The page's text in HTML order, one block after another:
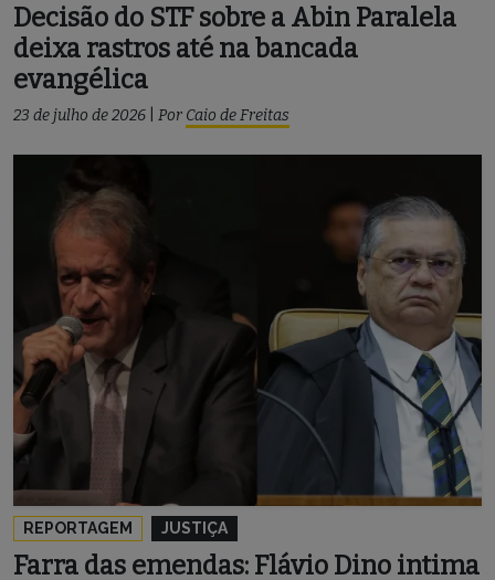
Decisão do STF sobre a Abin Paralela
deixa rastros até na bancada
evangélica
23 de julho de 2026 Por Caio de Freitas
REPORTAGEM JUSTIÇA
Farra das emendas: Flávio Dino intima